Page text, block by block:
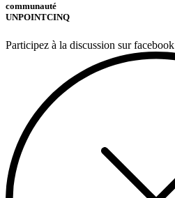
communauté
UNPOINTCINQ
Participez à la discussion sur facebook